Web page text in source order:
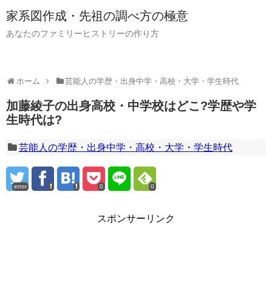
家系図作成・先祖の調べ方の極意
あなたのファミリーヒストリーの作り方
ホーム 芸能人の学歴・出身中学・高校・大学・学生時代
加藤綾子の出身高校・中学校はどこ?学歴や学
生時代は?
芸能人の学歴・出身中学・高校・大学・学生時代
error 0 0
スポンサーリンク